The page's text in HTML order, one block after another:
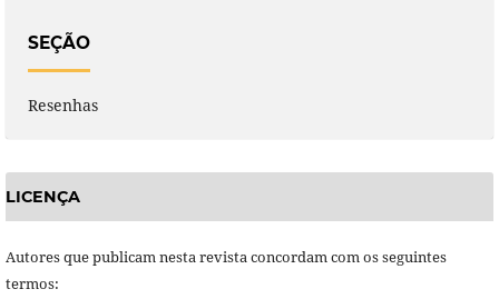
SEÇÃO
Resenhas
LICENÇA
Autores que publicam nesta revista concordam com os seguintes
termos: